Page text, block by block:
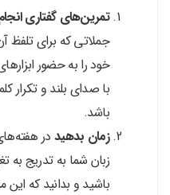
تمرین‌های گفتاری
جملاتی که برای تلفظ
خود را به حضور
با صدای بلند و تکرار
باشد.
زمان بدهید در
زبان شما به تدریج به
باشید و بدانید که